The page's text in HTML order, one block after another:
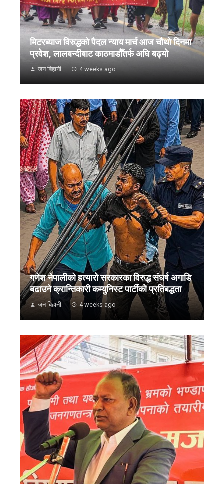
मिटरब्याज विरुद्धको पैदल न्याय मार्च आज चौथो दिनमा
प्रवेश, लालबन्दीबाट काठमाडौँतर्फ अघि बढ्यो
जन बिहानी 4 weeks ago
गणेश नेपालीको हत्यारो सरकारका विरुद्ध संघर्ष अगाडि
बढाउने क्रान्तिकारी कम्युनिस्ट पार्टीको प्रतिबद्धता
जन बिहानी 4 weeks ago